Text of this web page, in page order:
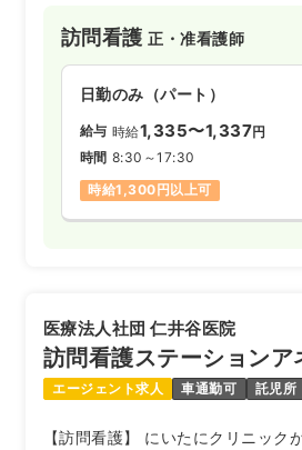
訪問看護正・准看護師
日勤のみ（パート）
給与 時給1,335〜1,337円
時間 8:30～17:30
時給1,300円以上可
医療法人社団 仁井谷医院
訪問看護ステーションア
エージェント求人 車通勤可 託児所
【訪問看護】 にいたにクリニック